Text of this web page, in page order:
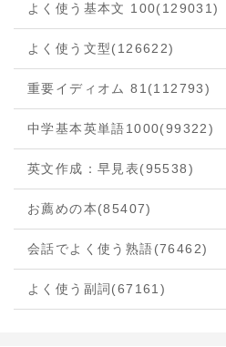
よく使う基本文 100(129031)
よく使う文型(126622)
重要イディオム 81 (112793)
中学基本英単語1000(99322)
英文作成：早見表(95538)
お薦めの本(85407)
会話でよく使う熟語(76462)
よく使う副詞(67161)